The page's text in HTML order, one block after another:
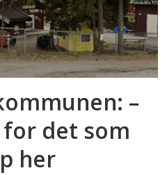
–
det som
her